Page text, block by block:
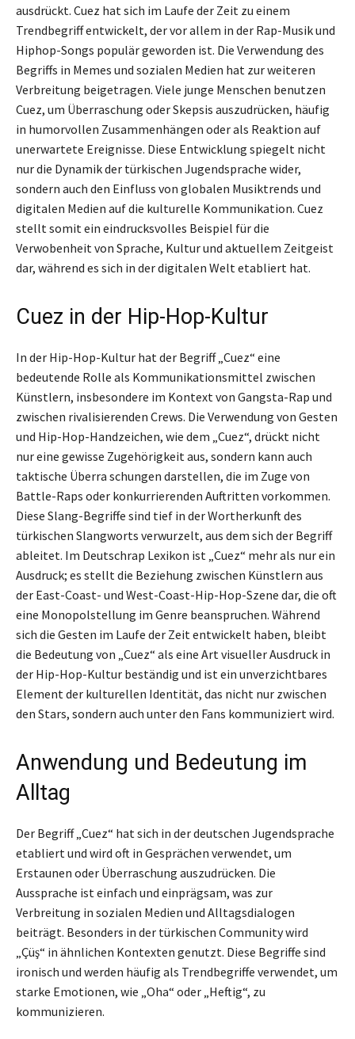
ausdrückt. Cuez hat sich im Laufe der Zeit zu einem
Trendbegriff entwickelt, der vor allem in der Rap-Musik und
Hiphop-Songs populär geworden ist. Die Verwendung des
Begriffs in Memes und sozialen Medien hat zur weiteren
Verbreitung beigetragen. Viele junge Menschen benutzen
Cuez, um Überraschung oder Skepsis auszudrücken, häufig
in humorvollen Zusammenhängen oder als Reaktion auf
unerwartete Ereignisse. Diese Entwicklung spiegelt nicht
nur die Dynamik der türkischen Jugendsprache wider,
sondern auch den Einfluss von globalen Musiktrends und
digitalen Medien auf die kulturelle Kommunikation. Cuez
stellt somit ein eindrucksvolles Beispiel für die
Verwobenheit von Sprache, Kultur und aktuellem Zeitgeist
dar, während es sich in der digitalen Welt etabliert hat.
Cuez in der Hip-Hop-Kultur
In der Hip-Hop-Kultur hat der Begriff „Cuez“ eine
bedeutende Rolle als Kommunikationsmittel zwischen
Künstlern, insbesondere im Kontext von Gangsta-Rap und
zwischen rivalisierenden Crews. Die Verwendung von Gesten
und Hip-Hop-Handzeichen, wie dem „Cuez“, drückt nicht
nur eine gewisse Zugehörigkeit aus, sondern kann auch
taktische Überra schungen darstellen, die im Zuge von
Battle-Raps oder konkurrierenden Auftritten vorkommen.
Diese Slang-Begriffe sind tief in der Wortherkunft des
türkischen Slangworts verwurzelt, aus dem sich der Begriff
ableitet. Im Deutschrap Lexikon ist „Cuez“ mehr als nur ein
Ausdruck; es stellt die Beziehung zwischen Künstlern aus
der East-Coast- und West-Coast-Hip-Hop-Szene dar, die oft
eine Monopolstellung im Genre beanspruchen. Während
sich die Gesten im Laufe der Zeit entwickelt haben, bleibt
die Bedeutung von „Cuez“ als eine Art visueller Ausdruck in
der Hip-Hop-Kultur beständig und ist ein unverzichtbares
Element der kulturellen Identität, das nicht nur zwischen
den Stars, sondern auch unter den Fans kommuniziert wird.
Anwendung und Bedeutung im
Alltag
Der Begriff „Cuez“ hat sich in der deutschen Jugendsprache
etabliert und wird oft in Gesprächen verwendet, um
Erstaunen oder Überraschung auszudrücken. Die
Aussprache ist einfach und einprägsam, was zur
Verbreitung in sozialen Medien und Alltagsdialogen
beiträgt. Besonders in der türkischen Community wird
„Çüş“ in ähnlichen Kontexten genutzt. Diese Begriffe sind
ironisch und werden häufig als Trendbegriffe verwendet, um
starke Emotionen, wie „Oha“ oder „Heftig“, zu
kommunizieren.